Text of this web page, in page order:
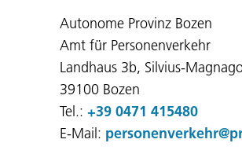
Autonome Provinz Bozen
Amt für Personenverkehr
Landhaus 3b, Silvius-
39100 Bozen
Tel.: +39 0471 415480
E-Mail: